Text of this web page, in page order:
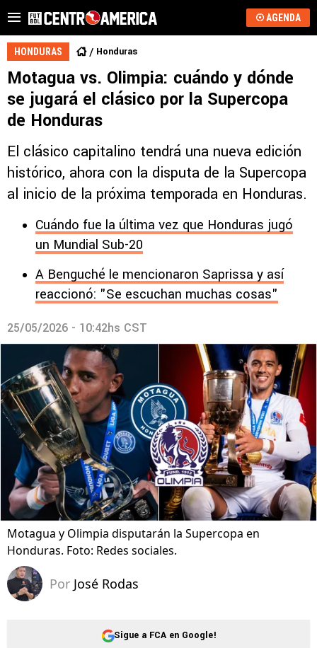
AGENDA
HONDURAS Honduras
Motagua vs. Olimpia: cuándo y dónde
se jugará el clásico por la Supercopa
de Honduras
El clásico capitalino tendrá una nueva edición
histórico, ahora con la disputa de la Supercopa
al inicio de la próxima temporada en Honduras.
Cuándo fue la última vez que Honduras jugó
un Mundial Sub-20
A Benguché le mencionaron Saprissa y así
reaccionó: "Se escuchan muchas cosas"
25/05/2026 - 10:42hs CST
Motagua y Olimpia disputarán la Supercopa en
Honduras. Foto: Redes sociales.
Por José Rodas
Sigue a FCA en Google!